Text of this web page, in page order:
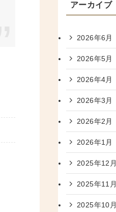
アーカイブ
2026年6月
2026年5月
2026年4月
2026年3月
2026年2月
2026年1月
2025年12月
2025年11月
2025年10月